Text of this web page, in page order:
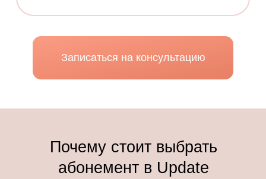
Записаться на консультацию
Почему стоит выбрать
абонемент в Update